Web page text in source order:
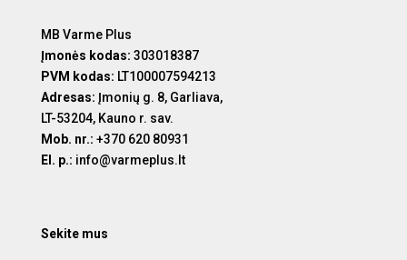
MB Varme Plus
Įmonės kodas: 303018387
PVM kodas: LT100007594213
Adresas: Įmonių g. 8, Garliava,
LT-53204, Kauno r. sav.
Mob. nr.: +370 620 80931
El. p.: info@varmeplus.lt
Sekite mus